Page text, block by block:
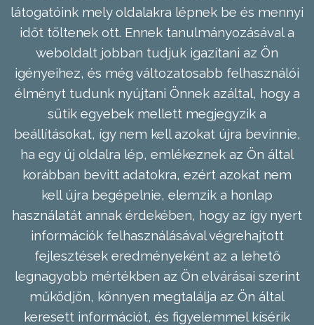
látogatóink mely oldalakra lépnek be és mennyi
időt töltenek ott. Ennek tanulmányozásával a
weboldalt jobban tudjuk igazítani az Ön
igényeihez, és még változatosabb felhasználói
élményt tudunk nyújtani Önnek azáltal, hogy a
sütik egyebek mellett megjegyzik a
beállításokat, így nem kell azokat újra bevinnie,
ha egy új oldalra lép, emlékeznek az Ön által
korábban bevitt adatokra, ezért azokat nem
kell újra begépelnie, elemzik a honlap
használatát annak érdekében, hogy az így nyert
információk felhasználásával végrehajtott
fejlesztések eredményeként az a lehető
legnagyobb mértékben az Ön elvárásai szerint
működjön, könnyen megtalálja az Ön által
keresett információt, és figyelemmel kísérik